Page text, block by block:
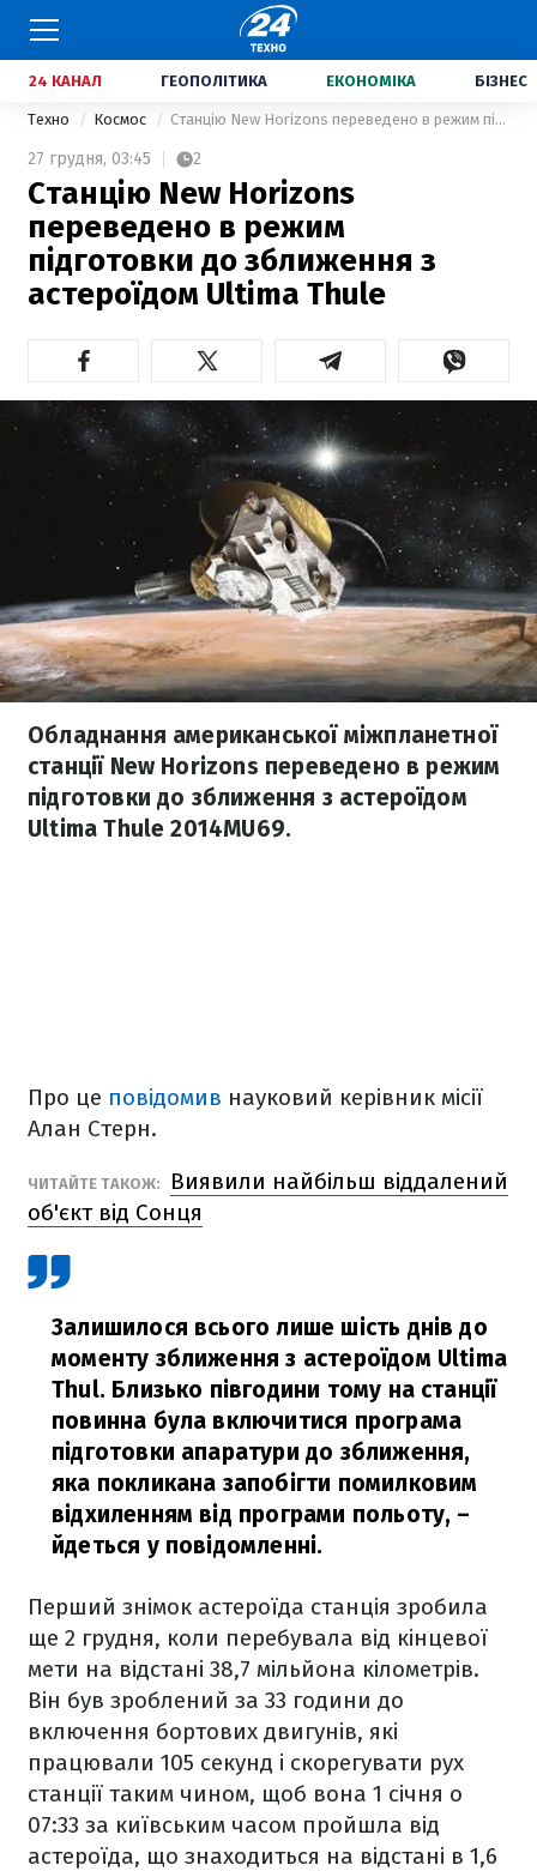
24 КАНАЛ ГЕОПОЛІТИКА ЕКОНОМІКА БІЗНЕС
Техно Космос Станцію New Horizons переведено в режим підготовки до зближення з астероїдом Ultima Thule
27 грудня, 03:45 2
Станцію New Horizons
переведено в режим
підготовки до зближення з
астероїдом Ultima Thule
Обладнання американської міжпланетної
станції New Horizons переведено в режим
підготовки до зближення з астероїдом
Ultima Thule 2014MU69.
Про це повідомив науковий керівник місії
Алан Стерн.
ЧИТАЙТЕ ТАКОЖ:
Виявили найбільш віддалений
об'єкт від Сонця
Залишилося всього лише шість днів до
моменту зближення з астероїдом Ultima
Thul. Близько півгодини тому на станції
повинна була включитися програма
підготовки апаратури до зближення,
яка покликана запобігти помилковим
відхиленням від програми польоту, –
йдеться у повідомленні.
Перший знімок астероїда станція зробила
ще 2 грудня, коли перебувала від кінцевої
мети на відстані 38,7 мільйона ​​кілометрів.
Він був зроблений за 33 години до
включення бортових двигунів, які
працювали 105 секунд і скорегувати рух
станції таким чином, щоб вона 1 січня о
07:33 за київським часом пройшла від
астероїда, що знаходиться на відстані в 1,6